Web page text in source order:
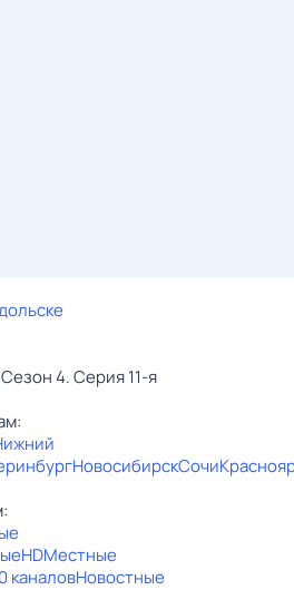
4. Серия 11-я
НовосибирскСочи
HDМестные
каналовНовостные